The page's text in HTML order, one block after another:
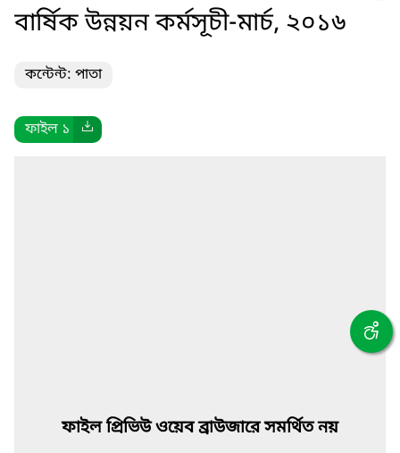
বার্ষিক উন্নয়ন কর্মসূচী-মার্চ, ২০১৬
কন্টেন্ট: পাতা
ফাইল ১
ফাইল প্রিভিউ ওয়েব ব্রাউজারে সমর্থিত নয়